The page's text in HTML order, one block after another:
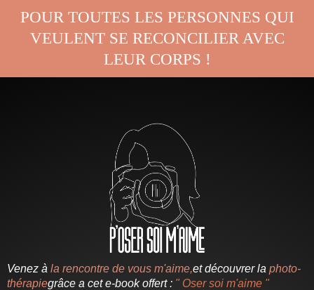
POUR TOUTES LES PERSONNES QUI
VEULENT SE RECONCILIER AVEC
LEUR CORPS !
Venez à la rencontre de vous m'aime,et découvrer la photo-
thérapiegrâce a cet e-book offert : " Oser soi m'aime "